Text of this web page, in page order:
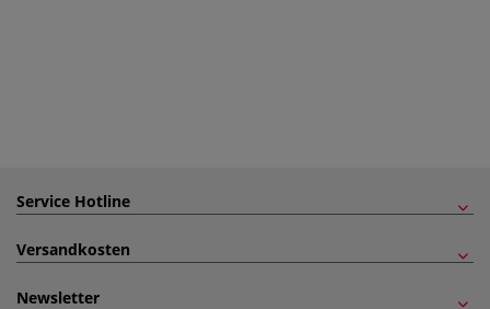
Service Hotline
Versandkosten
Newsletter